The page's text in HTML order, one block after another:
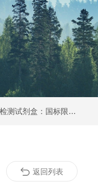
限值、超标风险与快速检测方案
返回列表